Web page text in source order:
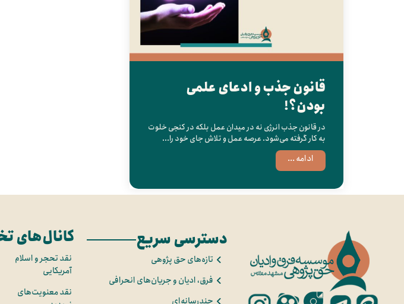
قانون جذب و ادعای علمی
بودن؟!
در قانون جذب انرژی نه در میدان عمل بلکه در کنجی خلوت
به کار گرفته می‌شود. عرصه عمل و تلاش جای خود را...
ادامه ...
دسترسی سریع
تازه‌های حق پژوهی
فرق، ادیان و جریان‌های انحرافی
چندرسانه‌ای
کانال‌های
نقد تحجر و اسلام
آمریکایی
نقد معنویت‌های